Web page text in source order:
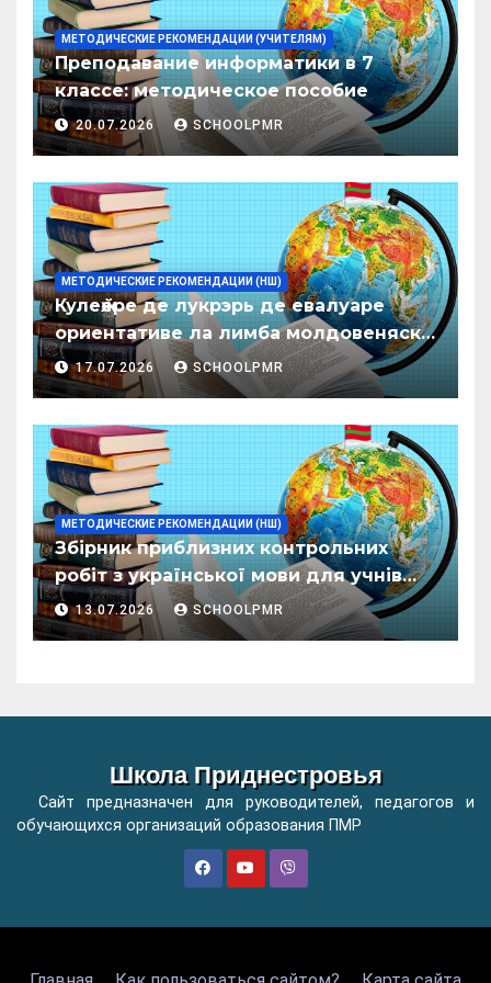
МЕТОДИЧЕСКИЕ РЕКОМЕНДАЦИИ (УЧИТЕЛЯМ)
Преподавание информатики в 7
классе: методическое пособие
20.07.2026 SCHOOLPMR
МЕТОДИЧЕСКИЕ РЕКОМЕНДАЦИИ (НШ)
Кулеӂере де лукрэрь де евалуаре
ориентативе ла лимба молдовеняскэ
пентру елевий класелор примаре але
организациилор де ынвэцэмынт
17.07.2026 SCHOOLPMR
МЕТОДИЧЕСКИЕ РЕКОМЕНДАЦИИ (НШ)
Збірник приблизних контрольних
робіт з української мови для учнів
початкових класів організацій
загальної освіти
13.07.2026 SCHOOLPMR
Школа Приднестровья
Сайт предназначен для руководителей, педагогов и
обучающихся организаций образования ПМР